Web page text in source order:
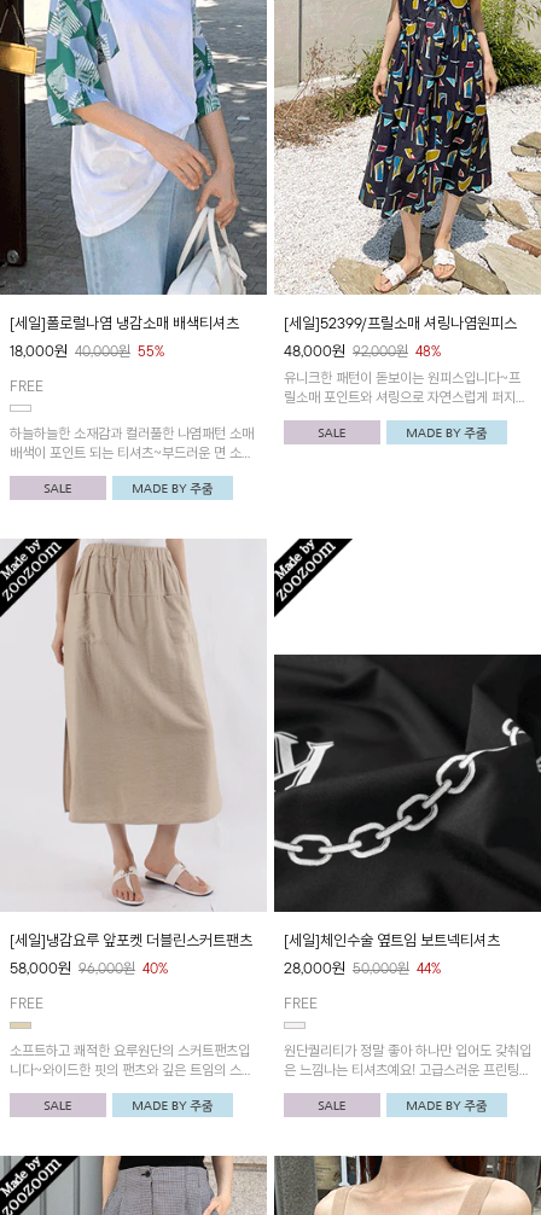
[세일]폴로럴나염 냉감소매 배색티셔츠
18,000원 40,000원 55%
FREE
하늘하늘한 소재감과 컬러풀한 나염패턴 소매
배색이 포인트 되는 티셔츠~부드러운 면 소재
감으로 시원하고 편안하게 착용돼요!
[세일]52399/프릴소매 셔링나염원피스
48,000원 92,000원 48%
유니크한 패턴이 돋보이는 원피스입니다~프
릴소매 포인트와 셔링으로 자연스럽게 퍼지는
라인이 멋스러워요!
[세일]냉감요루 앞포켓 더블린스커트팬츠
58,000원 96,000원 40%
FREE
소프트하고 쾌적한 요루원단의 스커트팬츠입
니다~와이드한 핏의 팬츠와 깊은 트임의 스커
트 겉감으로 편안하면서 세련된 느낌!
[세일]체인수술 옆트임 보트넥티셔츠
28,000원 50,000원 44%
FREE
원단퀄리티가 정말 좋아 하나만 입어도 갖춰입
은 느낌나는 티셔츠예요! 고급스러운 프린팅이
돋보이며, 옆트임으로 포인트를 주었어요